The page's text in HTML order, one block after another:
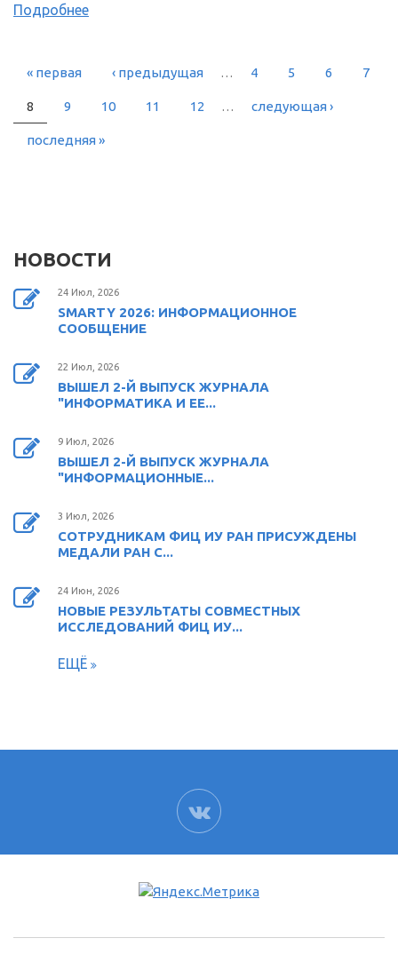
Подробнее
СТРАНИЦЫ
« первая ‹ предыдущая … 4 5 6 7
8 9 10 11 12 … следующая ›
последняя »
НОВОСТИ
24 Июл, 2026
SMARTY 2026: ИНФОРМАЦИОННОЕ
СООБЩЕНИЕ
22 Июл, 2026
ВЫШЕЛ 2-Й ВЫПУСК ЖУРНАЛА
"ИНФОРМАТИКА И ЕЕ...
9 Июл, 2026
ВЫШЕЛ 2-Й ВЫПУСК ЖУРНАЛА
"ИНФОРМАЦИОННЫЕ...
3 Июл, 2026
СОТРУДНИКАМ ФИЦ ИУ РАН ПРИСУЖДЕНЫ
МЕДАЛИ РАН С...
24 Июн, 2026
НОВЫЕ РЕЗУЛЬТАТЫ СОВМЕСТНЫХ
ИССЛЕДОВАНИЙ ФИЦ ИУ...
ЕЩЁ
ВК